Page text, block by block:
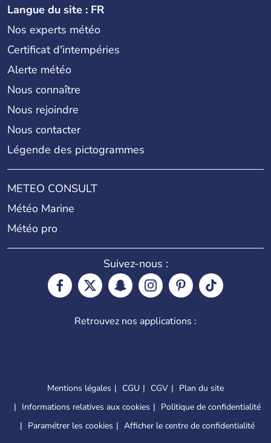
Langue du site : FR
Nos experts météo
Certificat d'intempéries
Alerte météo
Nous connaître
Nous rejoindre
Nous contacter
Légende des pictogrammes
METEO CONSULT
Météo Marine
Météo pro
Suivez-nous :
Retrouvez nos applications :
Mentions légales CGU CGV
Plan du site
Informations relatives aux cookies
Politique de confidentialité
Paramétrer les cookies
Afficher le centre de confidentialité